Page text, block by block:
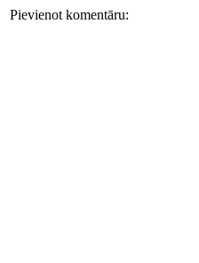
Pievienot komentāru: